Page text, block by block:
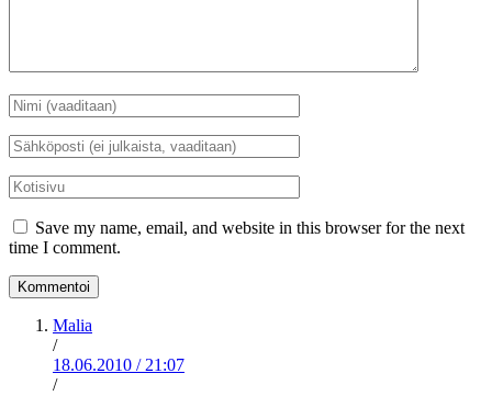
Nimi
*
Sähköposti
*
Kotisivu
Save my name, email, and website in this browser for the next
time I comment.
Malia
/
18.06.2010 / 21:07
/